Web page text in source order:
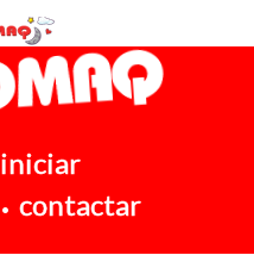
iniciar
• contactar